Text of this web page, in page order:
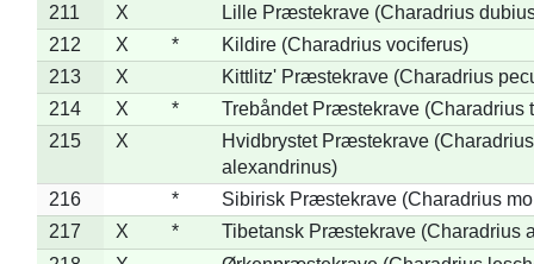
211
X
Lille Præstekrave (Charadrius
212
X *
Kildire (Charadrius vociferus)
213
X
Kittlitz' Præstekrave (Charadrius
214
X *
Trebåndet Præstekrave (Charadrius
215
X
Hvidbrystet Præstekrave (Charadrius
alexandrinus)
216
*
Sibirisk Præstekrave (Charadrius
217
X *
Tibetansk Præstekrave (Charadrius